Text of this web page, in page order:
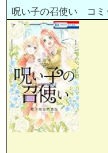
呪い子の召使い コ